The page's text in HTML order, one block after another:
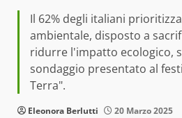
Il 62% degli italiani
ambientale, disposto a
ridurre l'impatto ecologico,
sondaggio presentato al
Terra".
Eleonora Berlutti 20 Marzo 2025